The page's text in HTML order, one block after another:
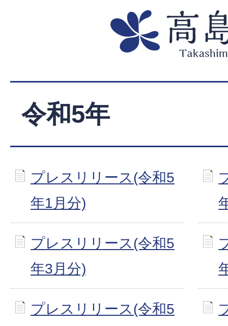
令和5年
プレスリリース(令和5
年1月分)
プレスリリース(令和5
年3月分)
プレスリリース(令和5